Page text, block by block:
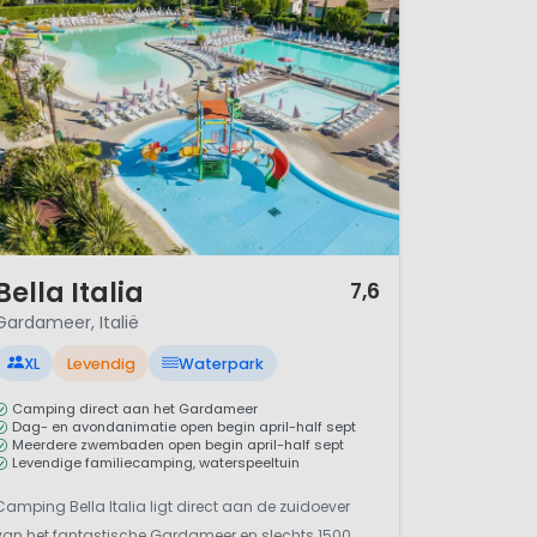
Italia 7,6
Italië
XL Levendig Waterpark
Camping direct aan het Gardameer
Dag- en avondanimatie open begin april-half sept
Meerdere zwembaden open begin april-half sept
Levendige familiecamping, waterspeeltuin
Bella Italia ligt direct aan de zuidoever